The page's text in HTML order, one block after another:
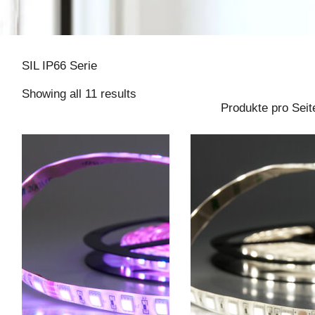
SIL IP66 Serie
Showing all 11 results
Produkte pro